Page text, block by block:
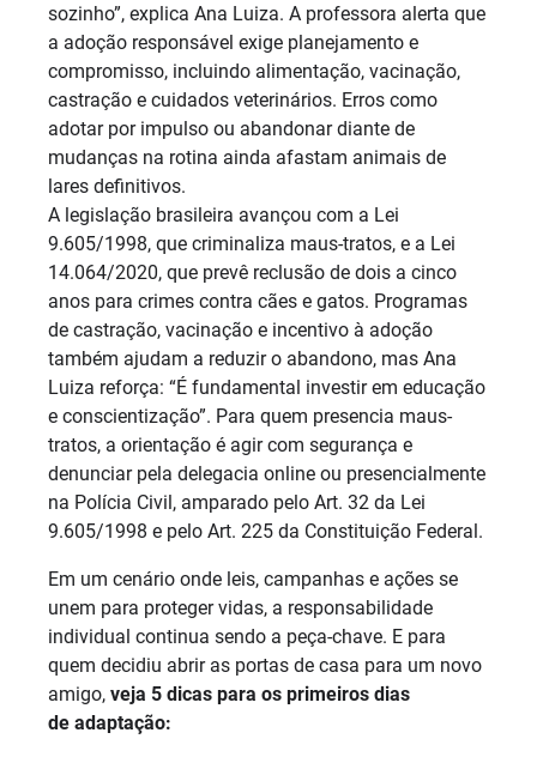
sozinho”, explica Ana Luiza. A professora alerta que
a adoção responsável exige planejamento e
compromisso, incluindo alimentação, vacinação,
castração e cuidados veterinários. Erros como
adotar por impulso ou abandonar diante de
mudanças na rotina ainda afastam animais de
lares definitivos.
A legislação brasileira avançou com a Lei
9.605/1998, que criminaliza maus-tratos, e a Lei
14.064/2020, que prevê reclusão de dois a cinco
anos para crimes contra cães e gatos. Programas
de castração, vacinação e incentivo à adoção
também ajudam a reduzir o abandono, mas Ana
Luiza reforça: “É fundamental investir em educação
e conscientização”. Para quem presencia maus-
tratos, a orientação é agir com segurança e
denunciar pela delegacia online ou presencialmente
na Polícia Civil, amparado pelo Art. 32 da Lei
9.605/1998 e pelo Art. 225 da Constituição Federal.
Em um cenário onde leis, campanhas e ações se
unem para proteger vidas, a responsabilidade
individual continua sendo a peça-chave. E para
quem decidiu abrir as portas de casa para um novo
amigo, veja 5 dicas para os primeiros dias
de adaptação: